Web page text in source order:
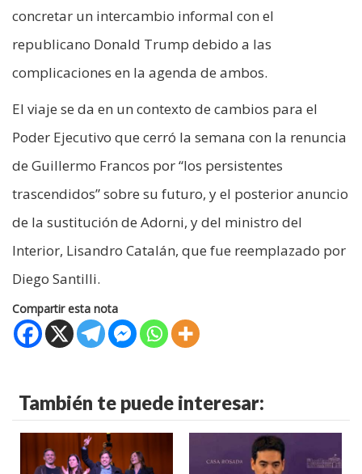
concretar un intercambio informal con el
republicano Donald Trump debido a las
complicaciones en la agenda de ambos.
El viaje se da en un contexto de cambios para el
Poder Ejecutivo que cerró la semana con la renuncia
de Guillermo Francos por “los persistentes
trascendidos” sobre su futuro, y el posterior anuncio
de la sustitución de Adorni, y del ministro del
Interior, Lisandro Catalán, que fue reemplazado por
Diego Santilli.
Compartir esta nota
También te puede interesar: